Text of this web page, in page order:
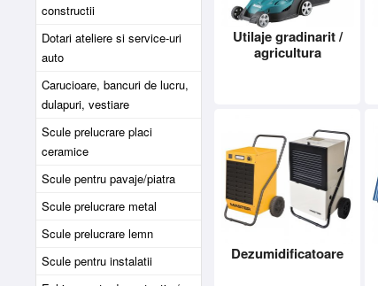
constructii
Dotari ateliere si service-uri
auto
Carucioare, bancuri de lucru,
dulapuri, vestiare
Scule prelucrare placi
ceramice
Scule pentru pavaje/piatra
Scule prelucrare metal
Scule prelucrare lemn
Scule pentru instalatii
Utilaje gradinarit /
agricultura
Dezumidificatoare